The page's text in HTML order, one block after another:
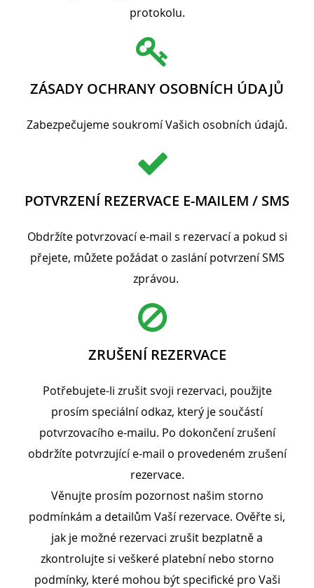
protokolu.
ZÁSADY OCHRANY OSOBNÍCH ÚDAJŮ
Zabezpečujeme soukromí Vašich osobních údajů.
POTVRZENÍ REZERVACE E-MAILEM / SMS
Obdržíte potvrzovací e-mail s rezervací a pokud si
přejete, můžete požádat o zaslání potvrzení SMS
zprávou.
ZRUŠENÍ REZERVACE
Potřebujete-li zrušit svoji rezervaci, použijte
prosím speciální odkaz, který je součástí
potvrzovacího e-mailu. Po dokončení zrušení
obdržíte potvrzující e-mail o provedeném zrušení
rezervace.
Věnujte prosím pozornost našim storno
podmínkám a detailům Vaší rezervace. Ověřte si,
jak je možné rezervaci zrušit bezplatně a
zkontrolujte si veškeré platební nebo storno
podmínky, které mohou být specifické pro Vaši